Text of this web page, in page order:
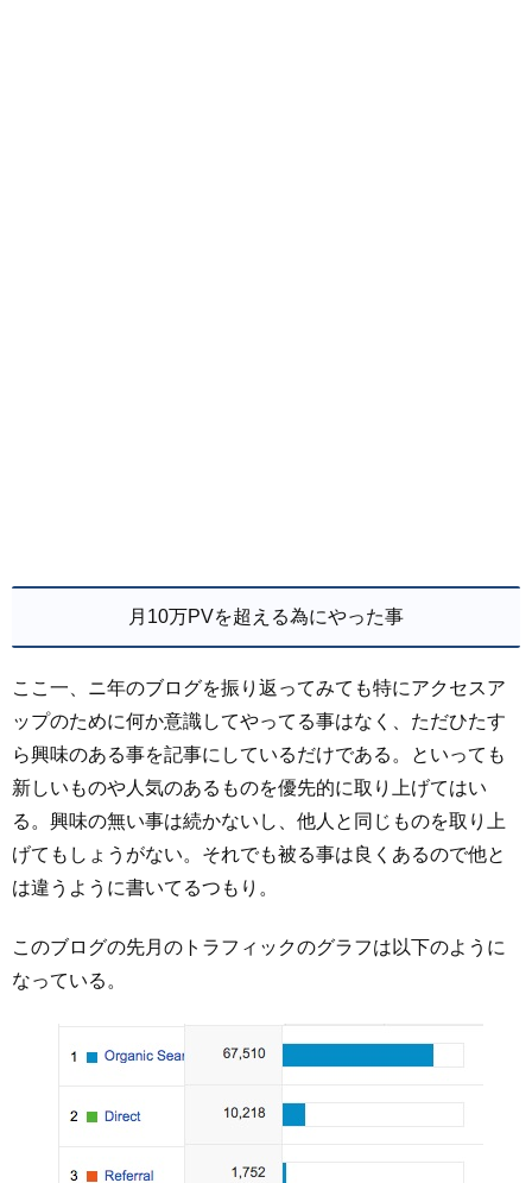
月10万PVを超える為にやった事
ここ一、ニ年のブログを振り返ってみても特にアクセスア
ップのために何か意識してやってる事はなく、ただひたす
ら興味のある事を記事にしているだけである。といっても
新しいものや人気のあるものを優先的に取り上げてはい
る。興味の無い事は続かないし、他人と同じものを取り上
げてもしょうがない。それでも被る事は良くあるので他と
は違うように書いてるつもり。
このブログの先月のトラフィックのグラフは以下のように
なっている。